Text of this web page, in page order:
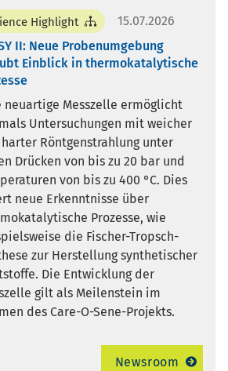
Highlight
15.07.2026
II: Neue Probenumgebung
Einblick in thermokatalytische
neuartige Messzelle ermöglicht
Untersuchungen mit weicher
Röntgenstrahlung unter
Drücken von bis zu 20 bar und
von bis zu 400 °C. Dies
neue Erkenntnisse über
Prozesse, wie
die Fischer-Tropsch-
zur Herstellung synthetischer
Die Entwicklung der
gilt als Meilenstein im
des Care-O-Sene-Projekts.
Newsroom